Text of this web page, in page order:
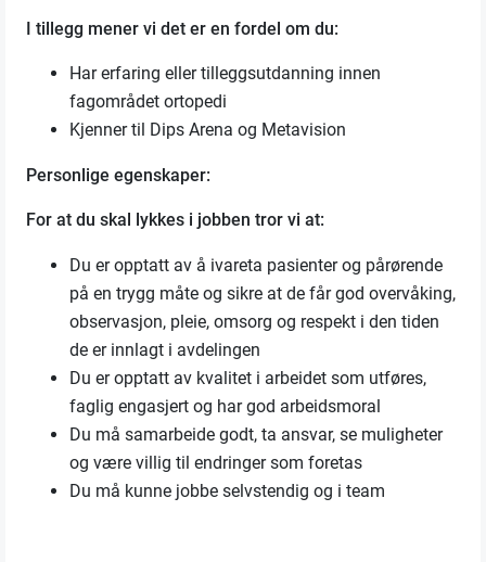
I tillegg mener vi det er en fordel om du:
Har erfaring eller tilleggsutdanning innen
fagområdet ortopedi
Kjenner til Dips Arena og Metavision
Personlige egenskaper:
For at du skal lykkes i jobben tror vi at:
Du er opptatt av å ivareta pasienter og pårørende
på en trygg måte og sikre at de får god overvåking,
observasjon, pleie, omsorg og respekt i den tiden
de er innlagt i avdelingen
Du er opptatt av kvalitet i arbeidet som utføres,
faglig engasjert og har god arbeidsmoral
Du må samarbeide godt, ta ansvar, se muligheter
og være villig til endringer som foretas
Du må kunne jobbe selvstendig og i team